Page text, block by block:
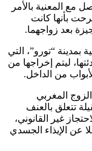
مع المعنية بالأمر
الطوارئ 112، حيث صرحت بأنها كانت
بعد زواجهما.
بمدينة “تورو”، التي
ليتم إخراجها من
من الداخل.
المغربي
تتعلق بالعنف
غير القانوني،
عن الإيذاء الجسدي